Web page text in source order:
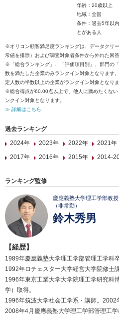
年齢：20歳以上
地域：全国
条件：過去5年以
とがある人
※オリコン顧客満足度ランキングは、データクリ
常値を排除）および調査対象者条件から外れた回
※「総合ランキング」、「評価項目別」、部門の
数を満たした企業のみランクイン対象となります
定人数の半数以上の企業がランクイン対象となりま
※総合得点が60.00点以上で、他人に薦めたくな
ンクイン対象となります。
≫ 詳細はこちら
過去ランキング
2024年
2023年 2022年 2021年
2017年
2016年 2015年 2014-
ランキング監修
慶應義塾大学理工学部教
（非常勤）
鈴木秀男
【経歴】
1989年慶應義塾大学理工学部管理工学科卒
1992年ロチェスター大学経営大学院修士
1996年東京工業大学大学院理工学研究科
学）取得。
1996年筑波大学社会工学系・講師。2002
2008年4月慶應義塾大学理工学部管理工